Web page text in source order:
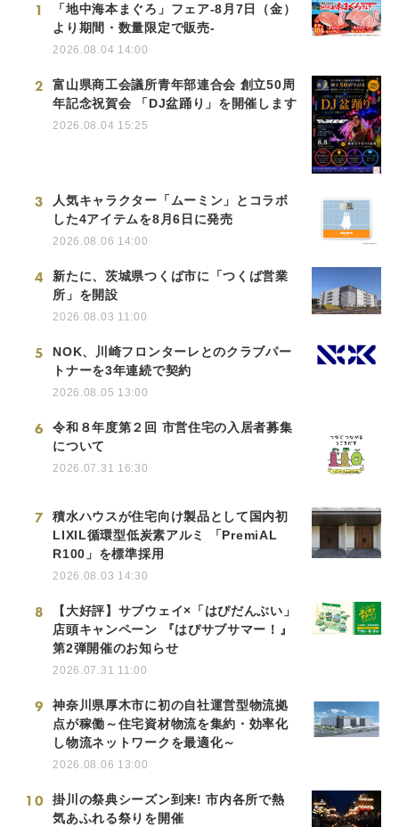
1
「地中海本まぐろ」フェア-8月7日（金）
より期間・数量限定で販売-
2026.08.04 14:00
2
富山県商工会議所青年部連合会 創立50周
年記念祝賀会 「DJ盆踊り」を開催します
2026.08.04 15:25
3
人気キャラクター「ムーミン」とコラボ
した4アイテムを8月6日に発売
2026.08.06 14:00
4
新たに、茨城県つくば市に「つくば営業
所」を開設
2026.08.03 11:00
5
NOK、川崎フロンターレとのクラブパー
トナーを3年連続で契約
2026.08.05 13:00
6
令和８年度第２回 市営住宅の入居者募集
について
2026.07.31 16:30
7
積水ハウスが住宅向け製品として国内初
LIXIL循環型低炭素アルミ 「PremiAL
R100」を標準採用
2026.08.03 14:30
8
【大好評】サブウェイ×「はぴだんぶい」
店頭キャンペーン 『はぴサブサマー！』
第2弾開催のお知らせ
2026.07.31 11:00
9
神奈川県厚木市に初の自社運営型物流拠
点が稼働～住宅資材物流を集約・効率化
し物流ネットワークを最適化～
2026.08.06 13:00
10
掛川の祭典シーズン到来! 市内各所で熱
気あふれる祭りを開催